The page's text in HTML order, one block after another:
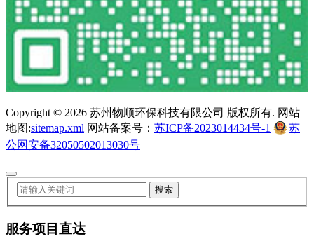
Copyright © 2026 苏州物顺环保科技有限公司 版权所有. 网站
地图:sitemap.xml 网站备案号： 苏ICP备2023014434号-1
苏
公网安备32050502013030号
服务项目直达